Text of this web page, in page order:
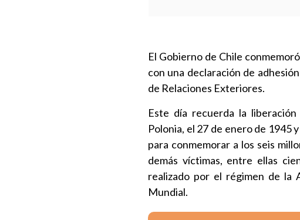
El Gobierno de Chile
con una declaración de
de Relaciones Exteriores.
Este día recuerda la
Polonia, el 27 de enero de 1945
para conmemorar a los seis
demás víctimas, entre ellas
realizado por el régimen de la
Mundial.​